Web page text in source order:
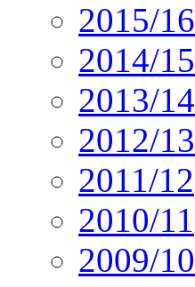
2015/16
2014/15
2013/14
2012/13
2011/12
2010/11
2009/10